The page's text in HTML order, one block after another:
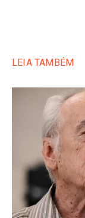
LEIA TAMBÉM